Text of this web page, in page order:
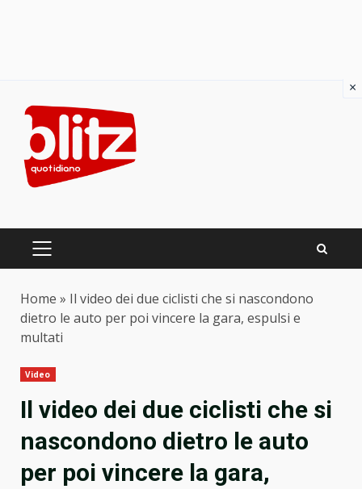
content
PRIMARY
Home » Il video dei due ciclisti che si nascondono
dietro le auto per poi vincere la gara, espulsi e
multati
Video
Il video dei due ciclisti che si
nascondono dietro le auto
per poi vincere la gara,
×